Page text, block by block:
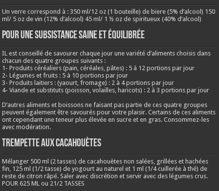
Un verre correspond à : 350 ml/12 oz (1 bouteille) de biere (5% d’alcool) 150
ml/ 5 oz de vin (12% d’alcool) 45 ml/ 1 ½ oz de spiritueux (40% d’alcool)
Pour une subsistance saine et équilibrée
IL est conseillé de savourer chaque jour une variété d’aliments choisis dans
chacun des quatre groupes suivants :
1- Produits céréaliers (pain, céréales, pâtes) : 5 à 12 portions par jour
2- Légumes et fruits : 5 à 10 portions par jour
3- Produits laitiers : (yaourt, fromage) : 2 à 4 portions par jour
4- Viande et substituts (poisson, volailles, haricots) : 2 à 3 portions par jour
D’autres aliments et boissons ne faisant pas partie de ces quatre groupes
peuvent également être savourés pour votre plaisir. Certains de ces aliments
ont cependant une teneur plus élevée en sucre et en gras. Consommez-les
avec modération.
Trempette aux cacahouètes
Mélanger 500 ml (2 tasses) de cacahouètes non salées, grillées et hachées
fin, 125 ml (1/2 tasse) de yogourt au naturel et 1 ml (1/4 cuillerée à thé) de
reste de citron râpé. Saler avec discrétion et servir avec des légumes crus.
POUR 625 ML ou 21/2 TASSES